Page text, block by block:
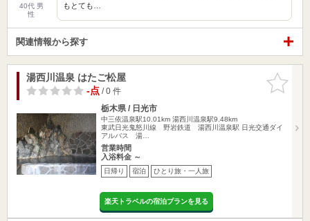
40代 男
性
もとても…
関連情報から探す
お気に入
りに追加
湯西川温泉 はたご松屋
-点/ 0 件
栃木県 / 日光市
中三依温泉駅10.01km 湯西川温泉駅9.48km
東武日光鬼怒川線 野岩鉄道 湯西川温泉駅 日光交通ダイ
アルバス 湯…
営業時間
入浴料金 ～
日帰り 宿泊 ひとり旅・一人旅
楽天トラベルの宿泊プランを見る